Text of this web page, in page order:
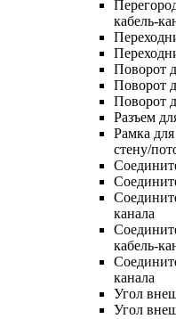
кабель-
Поворот
Поворот
Поворот
Разъем
Рамка
стену/
канала
кабель-
канала
Угол
Угол